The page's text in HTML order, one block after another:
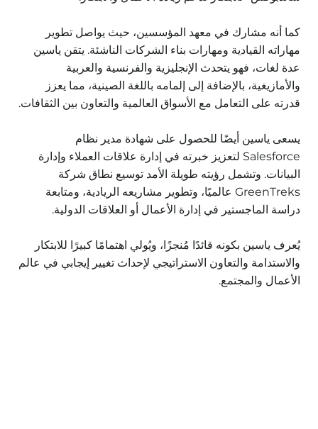
كما أنه مشارك في معهد المؤسسين، حيث يواصل تطوير
مهاراته القيادية ومهارات بناء الشركات الناشئة. يتقن ياسين
عدة لغات، فهو يتحدث الإنجليزية والفرنسية والعربية
والأمازيغية، بالإضافة إلى إلمامه باللغة الصينية، مما يعزز
قدرته على التعامل مع الأسواق العالمية والتعاون بين الثقافات.
يسعى ياسين أيضًا للحصول على شهادة مدير نظام
Salesforce لتعزيز خبرته في إدارة علاقات العملاء وإدارة
البيانات. وتشمل رؤيته طويلة الأمد توسيع نطاق شركة
GreenTreks عالميًا، وتطوير مشاريعه الريادية، ومتابعة
دراسة الماجستير في إدارة الأعمال أو العلاقات الدولية.
يُعرف ياسين بكونه قائدًا مُنجزًا، ويُولي اهتمامًا كبيرًا للابتكار
والاستدامة والتعاون الاستراتيجي لإحداث تغيير إيجابي في عالم
الأعمال والمجتمع.